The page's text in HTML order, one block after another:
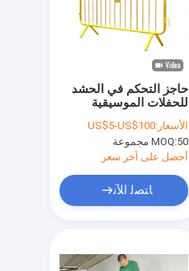
حاجز التحكم في الحشد
للحفلات الموسيقية
الصوتية مع معالجة
السطح المغلفة المغمورة
بالحر
الأسعار:US$5-US$100
MOQ:50 مجموعة
أحصل على آخر سعر
ﺎﺘﺼﻟ ﺍﻶﻧ